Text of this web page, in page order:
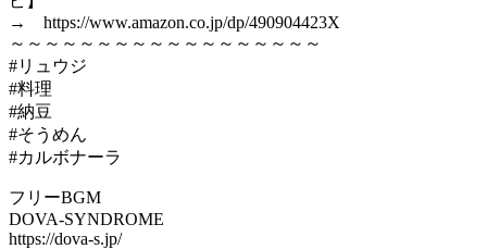
→ https://www.amazon.co.jp/dp/490904423X
～～～～～～～～～～～～～～～～～～
#リュウジ
#料理
#納豆
#そうめん
#カルボナーラ
フリーBGM
DOVA-SYNDROME
https://dova-s.jp/